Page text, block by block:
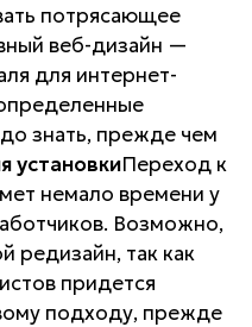
потрясающее
веб-дизайн —
для интернет-
знать, прежде чем
установкиПереход к
немало времени у
Возможно,
редизайн, так как
придется
подходу, прежде